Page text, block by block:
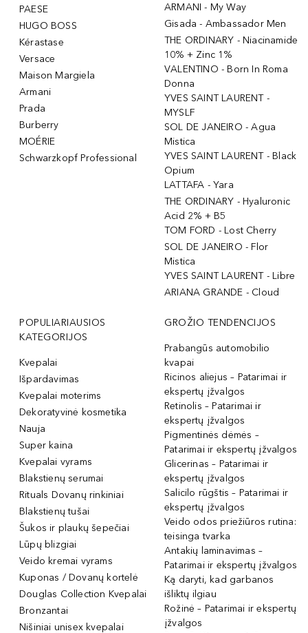
PAESE
HUGO BOSS
Kérastase
Versace
Maison Margiela
Armani
Prada
Burberry
MOÉRIE
Schwarzkopf Professional
ARMANI - My Way
Gisada - Ambassador Men
THE ORDINARY - Niacinamide
10% + Zinc 1%
VALENTINO - Born In Roma
Donna
YVES SAINT LAURENT -
MYSLF
SOL DE JANEIRO - Agua
Mistica
YVES SAINT LAURENT - Black
Opium
LATTAFA - Yara
THE ORDINARY - Hyaluronic
Acid 2% + B5
TOM FORD - Lost Cherry
SOL DE JANEIRO - Flor
Mistica
YVES SAINT LAURENT - Libre
ARIANA GRANDE - Cloud
POPULIARIAUSIOS
KATEGORIJOS
Kvepalai
Išpardavimas
Kvepalai moterims
Dekoratyvinė kosmetika
Nauja
Super kaina
Kvepalai vyrams
Blakstienų serumai
Rituals Dovanų rinkiniai
Blakstienų tušai
Šukos ir plaukų šepečiai
Lūpų blizgiai
Veido kremai vyrams
Kuponas / Dovanų kortelė
Douglas Collection Kvepalai
Bronzantai
Nišiniai unisex kvepalai
GROŽIO TENDENCIJOS
Prabangūs automobilio
kvapai
Ricinos aliejus – Patarimai ir
ekspertų įžvalgos
Retinolis – Patarimai ir
ekspertų įžvalgos
Pigmentinės dėmės –
Patarimai ir ekspertų įžvalgos
Glicerinas – Patarimai ir
ekspertų įžvalgos
Salicilo rūgštis – Patarimai ir
ekspertų įžvalgos
Veido odos priežiūros rutina:
teisinga tvarka
Antakių laminavimas –
Patarimai ir ekspertų įžvalgos
Ką daryti, kad garbanos
išliktų ilgiau
Rožinė – Patarimai ir ekspertų
įžvalgos